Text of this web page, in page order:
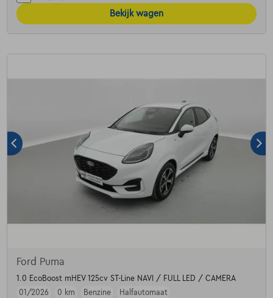
Bekijk wagen
Ford Puma
1.0 EcoBoost mHEV 125cv ST-Line NAVI / FULL LED / CAMERA
01/2026
0 km Benzine Halfautomaat